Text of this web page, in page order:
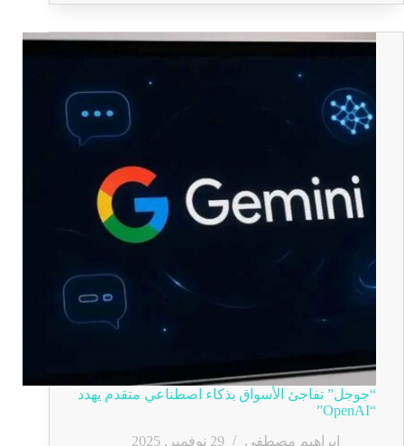
“جوجل” تفاجئ الأسواق بذكاء اصطناعي متقدم يهدد
“OpenAI”
إبراهيم مصطفى
29 نوفمبر, 2025